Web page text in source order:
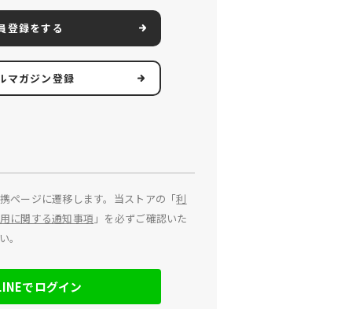
登録をする
マガジン登録
ページに遷移します。当ストアの「利
に関する通知事項 」を必ずご確認いた
。
でログイン